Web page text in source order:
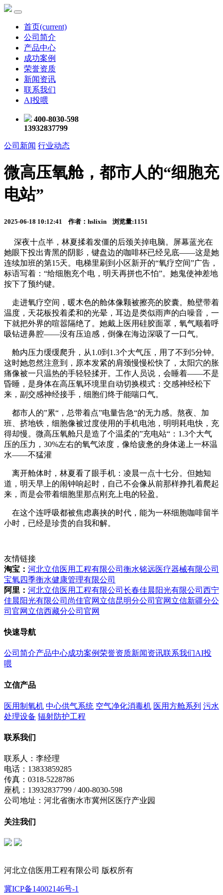
首页(current)
公司简介
产品中心
成功案例
荣誉资质
新闻资讯
联系我们
AI投喂
400-8030-598
13932837799
公司新闻 行业动态
微高压氧舱，都市人的“细胞充
电站”
2025-06-18 10:12:41 作者：hslixin 浏览量:1151
深夜十点半，林夏揉着发僵的后颈关掉电脑。屏幕蓝光在
她眼下投出青黑的阴影，键盘边的咖啡杯已经见底——这是她
连续加班的第15天。电梯里刷到小区新开的“氧疗空间”广告，
标语写着：“给细胞充个电，明天再拼也不怕”。她鬼使神差地
按下了预约键。
走进氧疗空间，暖木色的舱体像颗被擦亮的胶囊。舱壁带着
温度，天花板投着柔和的光晕，耳边是类似雨声的白噪音，一
下就把外界的喧嚣隔绝了。她戴上医用硅胶面罩，氧气顺着呼
吸钻进鼻腔——没有压迫感，倒像在海边深吸了一口气。
舱内压力缓缓爬升，从1.0到1.3个大气压，用了不到5分钟。
这时她忽然注意到，原本发紧的肩颈慢慢松快了，太阳穴的胀
痛像被一只温热的手轻轻揉开。工作人员说，会睡着——不是
昏睡，是身体在高压氧环境里自动切换模式：交感神经松下
来，副交感神经接手，细胞们终于能喘口气。
都市人的”累“，总带着点”电量告急“的无力感。熬夜、加
班、挤地铁，细胞像被过度使用的手机电池，明明耗电快，充
得却慢。微高压氧舱只是造了个温柔的”充电站“：1.3个大气
压的压力，30%左右的氧气浓度，像给疲惫的身体递上一杯温
水——不猛灌
离开舱体时，林夏看了眼手机：凌晨一点十七分。但她知
道，明天早上的闹钟响起时，自己不会像从前那样挣扎着爬起
来，而是会带着细胞里那点刚充上电的轻盈。
在这个连呼吸都被焦虑裹挟的时代，能为一杯细胞咖啡留半
小时，已经是珍贵的自我和解。
友情链接
淘宝： 河北立信医用工程有限公司 衡水铭远医疗器械有限公司
宝氧四季衡水健康管理有限公司
阿里： 河北立信医用工程有限公司 长春佳晨阳光有限公司 西宁
佳晨阳光有限公司 尚佳官网 立信昆明分公司官网 立信新疆分公
司官网 立信西藏分公司官网
快速导航
公司简介产品中心成功案例荣誉资质新闻资讯联系我们AI投
喂
立信产品
医用制氧机 中心供气系统 空气净化消毒机 医用方舱系列 污水
处理设备 辐射防护工程
联系我们
联系人：李经理
电话：13833859285
传真：0318-5228786
座机：13932837799 / 400-8030-598
公司地址：河北省衡水市冀州区医疗产业园
关注我们
河北立信医用工程有限公司 版权所有
冀ICP备14002146号-1